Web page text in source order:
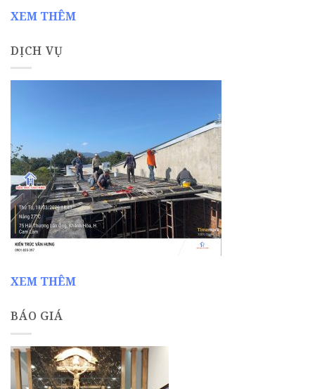
XEM THÊM
DỊCH VỤ
XEM THÊM
BÁO GIÁ